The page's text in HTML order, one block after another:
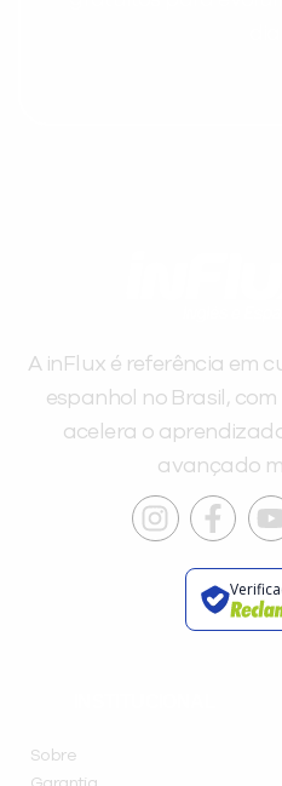
A inFlux é referência em
espanhol no Brasil,
acelera o
avançado
Sobre